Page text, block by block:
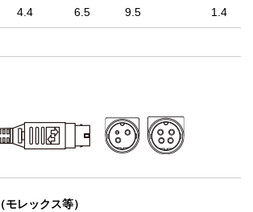
4.4 6.5 9.5 1.4
（モレックス等）